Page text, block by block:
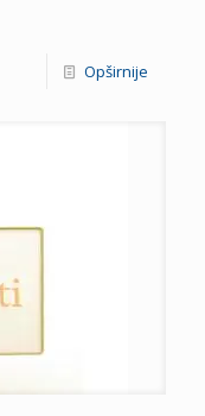
Opširnije